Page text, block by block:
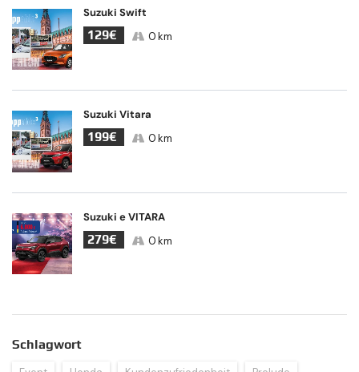
Suzuki Swift
129€ 0 km
Suzuki Vitara
199€ 0 km
Suzuki e VITARA
279€ 0 km
Schlagwort